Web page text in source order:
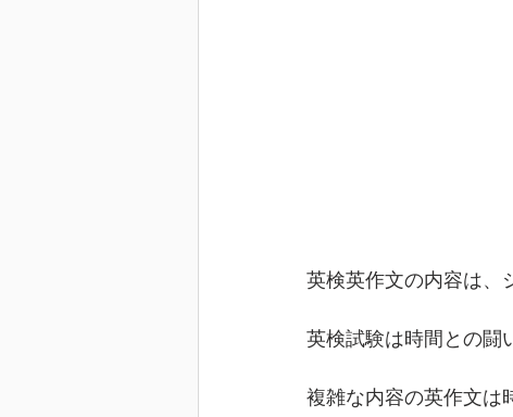
英検英作文の内容は、
英検試験は時間との闘
複雑な内容の英作文は